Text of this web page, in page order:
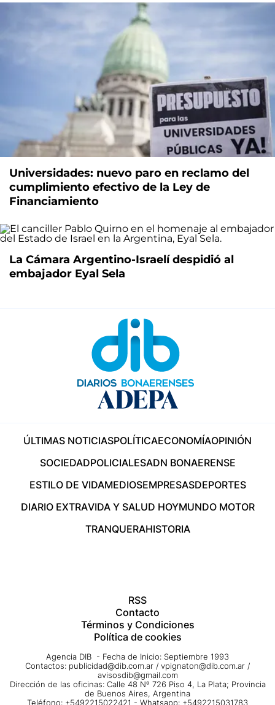
Universidades: nuevo paro en reclamo del
cumplimiento efectivo de la Ley de
Financiamiento
La Cámara Argentino-Israelí despidió al
embajador Eyal Sela
ÚLTIMAS NOTICIASPOLÍTICAECONOMÍAOPINIÓN
SOCIEDADPOLICIALESADN BONAERENSE
ESTILO DE VIDAMEDIOSEMPRESASDEPORTES
DIARIO EXTRAVIDA Y SALUD HOYMUNDO MOTOR
TRANQUERAHISTORIA
RSS
Contacto
Términos y Condiciones
Política de cookies
Agencia DIB - Fecha de Inicio: Septiembre 1993
Contactos: publicidad@dib.com.ar / vpignaton@dib.com.ar /
avisosdib@gmail.com
Dirección de las oficinas: Calle 48 Nº 726 Piso 4, La Plata; Provincia
de Buenos Aires, Argentina
Teléfono: +5492215022421 - Whatsapp: +5492215031783